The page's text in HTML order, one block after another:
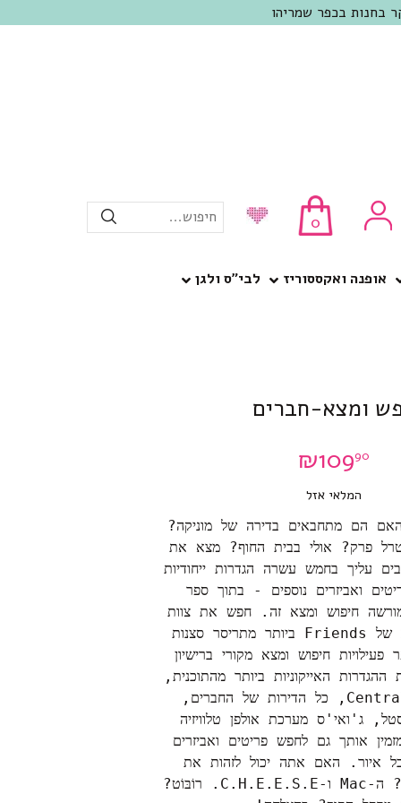
0 חיפוש...
אופנה ואקססוריז
לבי”ס ולגן
ומצא-חברים
₪10990
המלאי אזל
הם מתחבאים בדירה של מוניקה?
פרק? אולי בבית החוף? מצא את
עליך בחמש עשרה הגדרות ייחודיות
ואביזרים נוספים - בתוך ספר
ומורשה חיפוש ומצא זה. חפש את צוות
השחקנים האהוב של Friends ביותר מתריסר סצנות
חיפוש ומצא מקורי ברישיון
האייקוניות ביותר מהתוכנית,
כולל Central Perk, כל הדירות של החברים,
ג'ואי'ס מערכת אולפן טלוויזיה
אותך גם לחפש פריטים ואביזרים
כל איור. האם אתה יכול לזהות את
המקלדות של רוס? ה-Mac ו-C.H.E.E.S.E. רוֹבּוֹט?